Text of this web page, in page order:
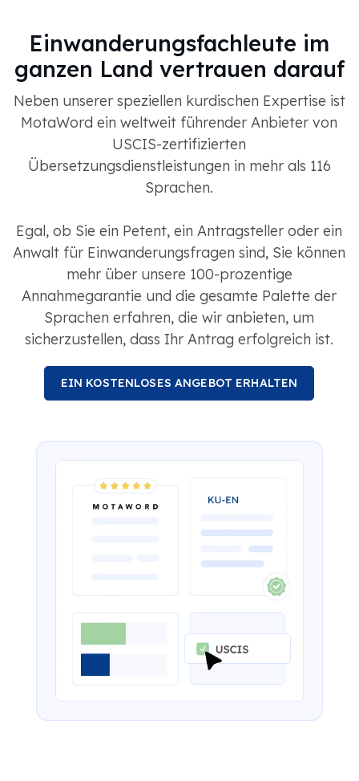
Einwanderungsfachleute im
ganzen Land vertrauen darauf
Neben unserer speziellen kurdischen Expertise ist
MotaWord ein weltweit führender Anbieter von
USCIS-zertifizierten
Übersetzungsdienstleistungen in mehr als 116
Sprachen.
Egal, ob Sie ein Petent, ein Antragsteller oder ein
Anwalt für Einwanderungsfragen sind, Sie können
mehr über unsere 100-prozentige
Annahmegarantie und die gesamte Palette der
Sprachen erfahren, die wir anbieten, um
sicherzustellen, dass Ihr Antrag erfolgreich ist.
EIN KOSTENLOSES ANGEBOT ERHALTEN